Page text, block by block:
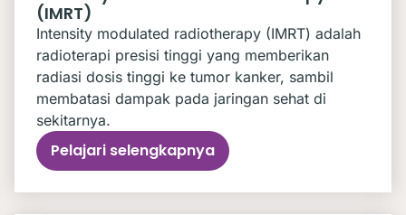
(IMRT)
Intensity modulated radiotherapy (IMRT) adalah
radioterapi presisi tinggi yang memberikan
radiasi dosis tinggi ke tumor kanker, sambil
membatasi dampak pada jaringan sehat di
sekitarnya.
Pelajari selengkapnya